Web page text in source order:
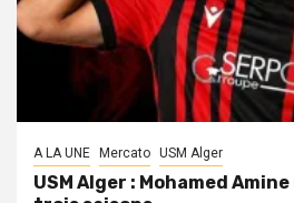
A LA UNE Mercato USM Alger
USM Alger : Mohamed